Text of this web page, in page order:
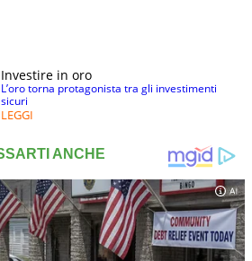
Investire in oro
L’oro torna protagonista tra gli investimenti
sicuri
LEGGI